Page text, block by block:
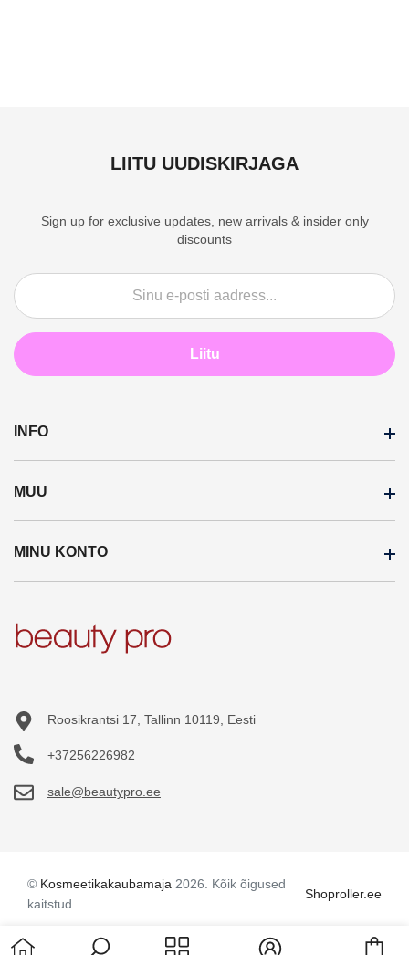
LIITU UUDISKIRJAGA
Sign up for exclusive updates, new arrivals & insider only
discounts
Liitu
INFO
Transporditingimused
Kauplused
Meist
Privaatsuspoliitika
MUU
Kaubamärgid
Uued tooted
Sisukaart
MINU KONTO
Tellimuste ajalugu
Soovikorv
Roosikrantsi 17, Tallinn 10119, Eesti
+37256226982
sale@beautypro.ee
© Kosmeetikakaubamaja 2026. Kõik õigused
kaitstud.
Shoproller.ee